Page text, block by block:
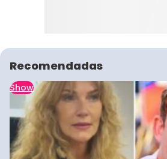
Recomendadas
Show